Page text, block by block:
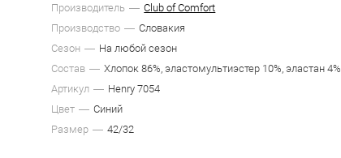
Производитель
Club of Comfort
Производство
Словакия
Сезон
На любой сезон
Состав
Хлопок 86%, эластомультиэстер 10%, эластан 4%
Артикул
Henry 7054
Цвет
Синий
Размер
42/32